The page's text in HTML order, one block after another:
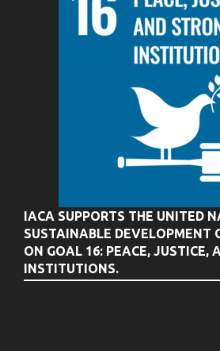
IACA SUPPORTS THE UNITED
SUSTAINABLE DEVELOPMENT
ON GOAL 16: PEACE, JUSTICE,
INSTITUTIONS.